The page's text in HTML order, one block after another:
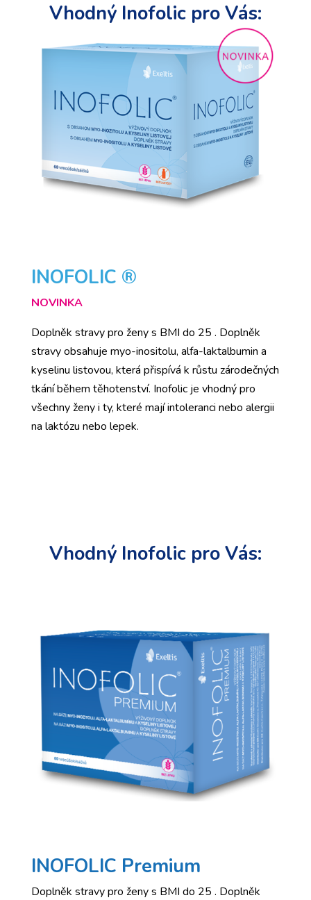
Vhodný Inofolic pro Vás:
INOFOLIC ®
NOVINKA
Doplněk stravy pro ženy s BMI do 25 . Doplněk
stravy obsahuje myo-inositolu, alfa-laktalbumin a
kyselinu listovou, která přispívá k růstu zárodečných
tkání během těhotenství. Inofolic je vhodný pro
všechny ženy i ty, které mají intoleranci nebo alergii
na laktózu nebo lepek.
Vhodný Inofolic pro Vás:
INOFOLIC Premium
Doplněk stravy pro ženy s BMI do 25 . Doplněk